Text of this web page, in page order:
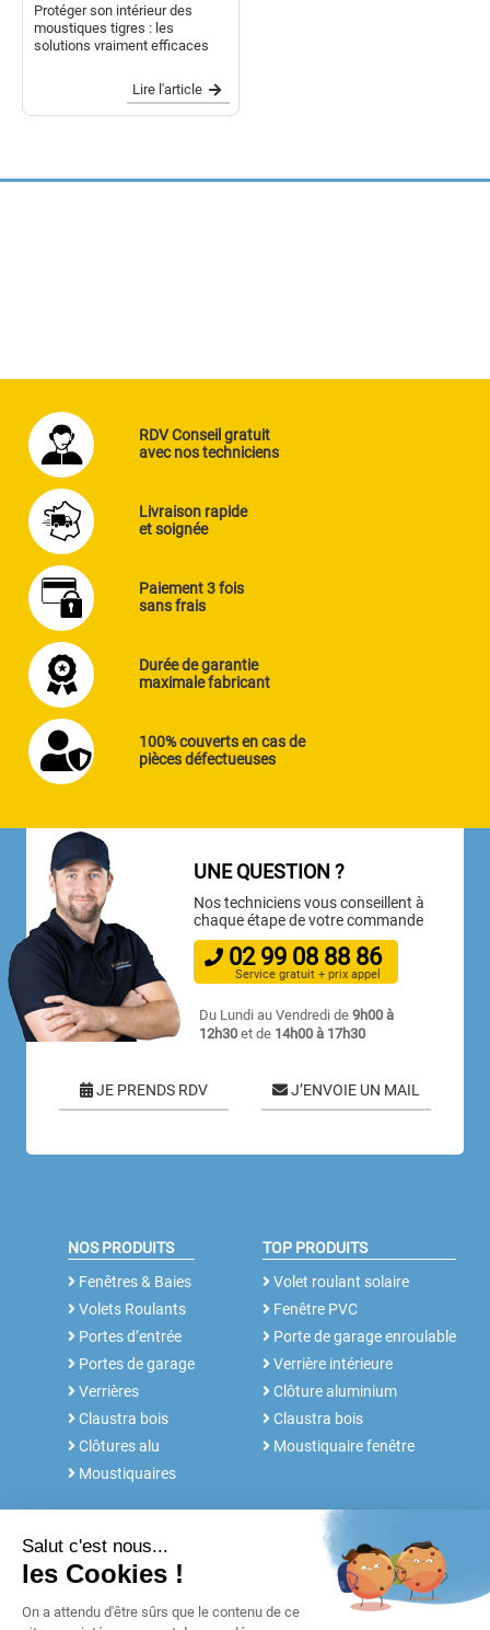
Protéger son intérieur des
moustiques tigres : les
solutions vraiment efficaces
Lire l'article
RDV Conseil gratuit
avec nos techniciens
Livraison rapide
et soignée
Paiement 3 fois
sans frais
Durée de garantie
maximale fabricant
100% couverts en cas de
pièces défectueuses
UNE QUESTION ?
Nos techniciens vous conseillent à
chaque étape de votre commande
02 99 08 88 86
Service gratuit + prix appel
Du Lundi au Vendredi de9h00 à
12h30 et de 14h00 à 17h30
JE PRENDS RDV J’ENVOIE UN MAIL
NOS PRODUITS
Fenêtres & Baies
Volets Roulants
Portes d’entrée
Portes de garage
Verrières
Claustra bois
Clôtures alu
Moustiquaires
TOP PRODUITS
Volet roulant solaire
Fenêtre PVC
Porte de garage enroulable
Verrière intérieure
Clôture aluminium
Claustra bois
Moustiquaire fenêtre
NOS SERVICES
Rdv conseil
Notices et Tutos
FABRICANT DEPUIS 30 ANS
Notre histoire
POUR LES